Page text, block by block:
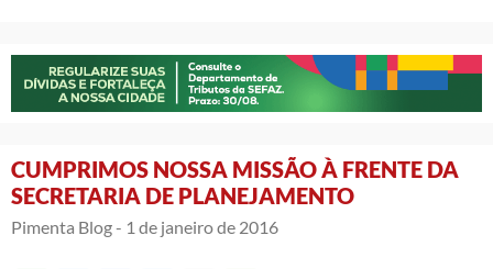
CUMPRIMOS NOSSA MISSÃO À FRENTE DA
SECRETARIA DE PLANEJAMENTO
Pimenta Blog - 1 de janeiro de 2016